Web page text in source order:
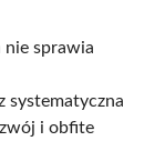
nie sprawia
systematyczna
i obfite